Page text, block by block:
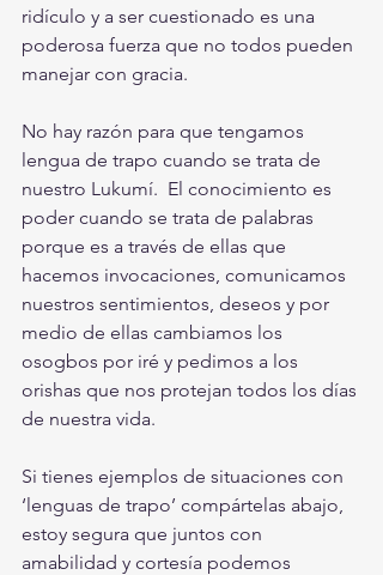
ridículo y a ser cuestionado es una
poderosa fuerza que no todos pueden
manejar con gracia.
No hay razón para que tengamos
lengua de trapo cuando se trata de
nuestro Lukumí.  El conocimiento es
poder cuando se trata de palabras
porque es a través de ellas que
hacemos invocaciones, comunicamos
nuestros sentimientos, deseos y por
medio de ellas cambiamos los
osogbos por iré y pedimos a los
orishas que nos protejan todos los días
de nuestra vida.
Si tienes ejemplos de situaciones con
‘lenguas de trapo’ compártelas abajo,
estoy segura que juntos con
amabilidad y cortesía podemos